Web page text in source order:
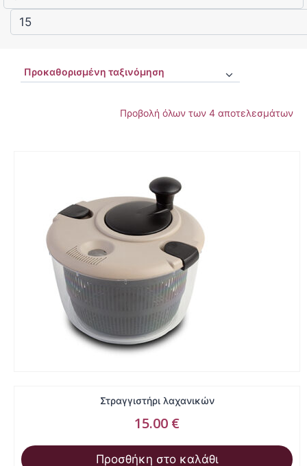
Προβολή όλων των 4 αποτελεσμάτων
Στραγγιστήρι λαχανικών
15.00 €
Προσθήκη στο καλάθι